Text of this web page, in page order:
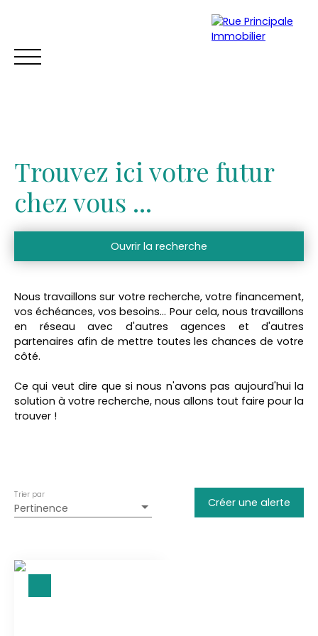
ACHETER VENDRE TROUVER UNE LOCATION
Estimation
Trouvez ici votre futur
chez vous ...
Ouvrir la recherche
Terrain
Type de bien
Magnan (32110)
Localisation
Budget max (€)
Rechercher
Nous travaillons sur votre recherche, votre financement,
vos échéances, vos besoins… Pour cela, nous travaillons
en réseau avec d'autres agences et d'autres
partenaires afin de mettre toutes les chances de votre
côté.
Ce qui veut dire que si nous n'avons pas aujourd'hui la
solution à votre recherche, nous allons tout faire pour la
trouver !
Pertinence
Trier par
Créer une alerte